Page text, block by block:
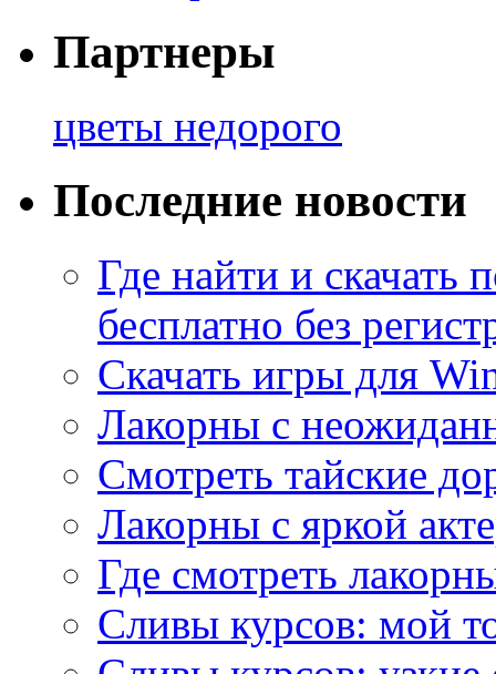
Партнеры
цветы недорого
Последние новости
Где найти и
бесплатно без
Скачать игры для
Лакорны с
Смотреть тайские
Лакорны с яркой
Где смотреть
Сливы курсов: мой